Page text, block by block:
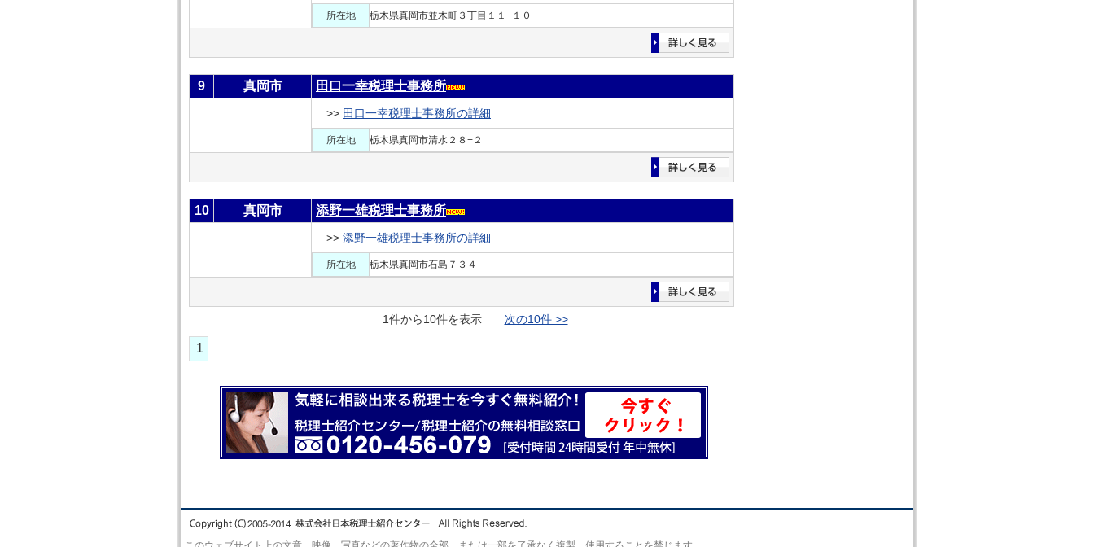
所在地 栃木県真岡市並木町３丁目１１−１０
9 真岡市 田口一幸税理士事務所
>> 田口一幸税理士事務所の詳細
所在地 栃木県真岡市清水２８−２
10 真岡市 添野一雄税理士事務所
>> 添野一雄税理士事務所の詳細
所在地 栃木県真岡市石島７３４
1件から10件を表示 次の10件 >>
1